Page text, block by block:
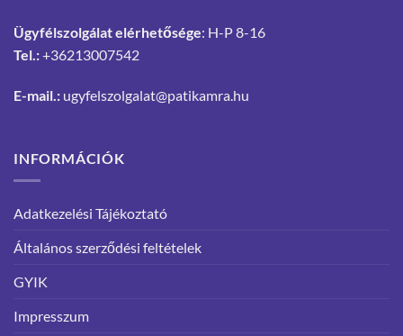
Ügyfélszolgálat elérhetősége: H-P 8-16
Tel.:+36213007542
E-mail.: ugyfelszolgalat@patikamra.hu
INFORMÁCIÓK
Adatkezelési Tájékoztató
Általános szerződési feltételek
GYIK
Impresszum